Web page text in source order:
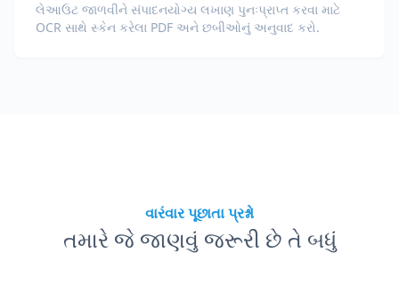
લેઆઉટ જાળવીને સંપાદનયોગ્ય લખાણ પુનઃપ્રાપ્ત કરવા માટે
OCR સાથે સ્કેન કરેલા PDF અને છબીઓનું અનુવાદ કરો.
વારંવાર પૂછાતા પ્રશ્નો
તમારે જે જાણવું જરૂરી છે તે બધું